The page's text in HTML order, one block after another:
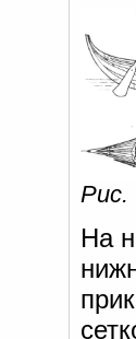
Рис.
На